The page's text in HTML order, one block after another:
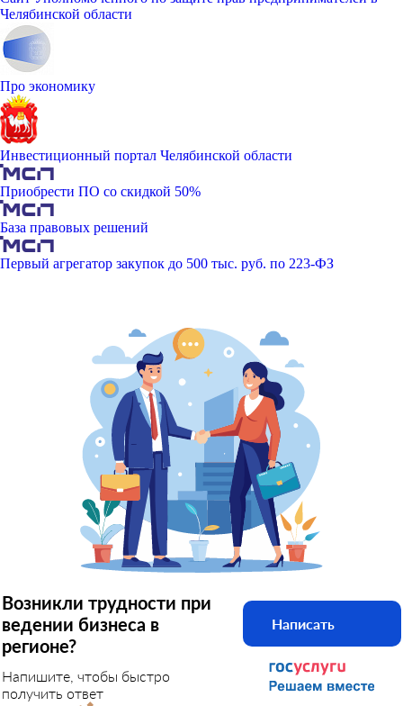
Челябинской области
Про экономику
Инвестиционный портал Челябинской области
Приобрести ПО со скидкой 50%
База правовых решений
Первый агрегатор закупок до 500 тыс. руб. по 223-ФЗ
Возникли трудности при
ведении бизнеса в
регионе?
Напишите, чтобы быстро
получить ответ
Написать